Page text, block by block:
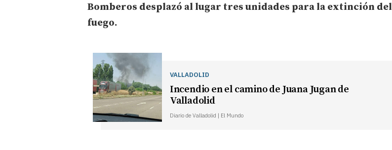
Bomberos desplazó al lugar tres unidades para la extinción del
fuego.
VALLADOLID
Incendio en el camino de Juana Jugan de
Valladolid
Diario de Valladolid | El Mundo